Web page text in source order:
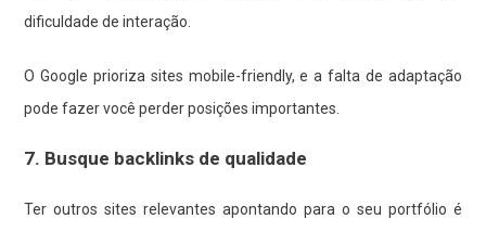
dificuldade de interação.
O Google prioriza sites mobile-friendly, e a falta de adaptação
pode fazer você perder posições importantes.
7. Busque backlinks de qualidade
Ter outros sites relevantes apontando para o seu portfólio é